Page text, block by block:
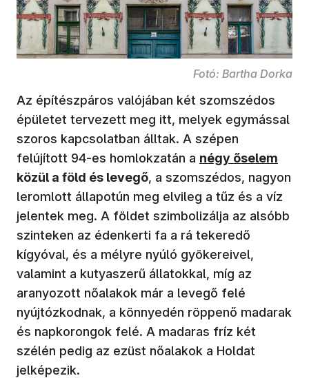
Fotó: Bartha Dorka
Az építészpáros valójában két szomszédos
épületet tervezett meg itt, melyek egymással
szoros kapcsolatban álltak. A szépen
felújított 94-es homlokzatán a négy őselem
közül a föld és levegő, a szomszédos, nagyon
leromlott állapotún meg elvileg a tűz és a víz
jelentek meg. A földet szimbolizálja az alsóbb
szinteken az édenkerti fa a rá tekeredő
kígyóval, és a mélyre nyúló gyökereivel,
valamint a kutyaszerű állatokkal, míg az
aranyozott nőalakok már a levegő felé
nyújtózkodnak, a könnyedén röppenő madarak
és napkorongok felé. A madaras fríz két
szélén pedig az ezüst nőalakok a Holdat
jelképezik.